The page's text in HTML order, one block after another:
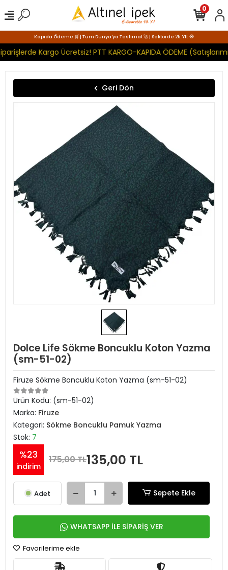
Kapıda Ödeme 🛒 | Tüm Dünya'ya Teslimat 🚀 | Sektörde 25. YIL 🧿
Kargo Ücretsiz! PTT KARGO-KAPIDA ÖDEME
0
Geri Dön
Dolce Life Sökme Boncuklu Koton Yazma
(sm-51-02)
Firuze Sökme Boncuklu Koton Yazma (sm-51-02)
Ürün Kodu: (sm-51-02)
Marka: Firuze
Kategori: Sökme Boncuklu Pamuk Yazma
Stok: 7
%23
indirim
175,00 TL135,00 TL
Adet Sepete Ekle
WHATSAPP İLE SİPARİŞ VER
Favorilerime ekle